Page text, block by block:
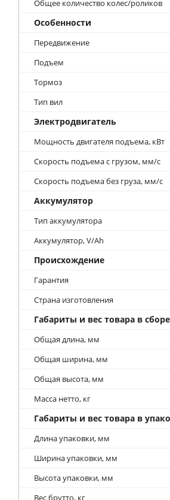
Общее количество колес/роликов
Особенности
Передвижение
Подъем
Тормоз
Тип вил
Электродвигатель
Мощность двигателя подъема, кВт
Скорость подъема с грузом, мм/с
Скорость подъема без груза, мм/с
Аккумулятор
Тип аккумулятора
Аккумулятор, V/Ah
Происхождение
Гарантия
Страна изготовления
Габариты и вес товара в сборе
Общая длина, мм
Общая ширина, мм
Общая высота, мм
Масса нетто, кг
Габариты и вес товара в
Длина упаковки, мм
Ширина упаковки, мм
Высота упаковки, мм
Вес брутто, кг